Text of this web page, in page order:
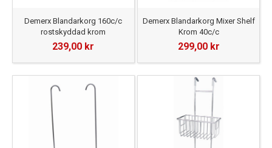
Demerx Blandarkorg 160c/c
rostskyddad krom
239,00 kr
Demerx Blandarkorg Mixer Shelf
Krom 40c/c
299,00 kr